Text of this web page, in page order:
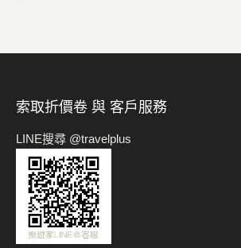
索取折價卷 與 客戶服務
LINE搜尋 @travelplus